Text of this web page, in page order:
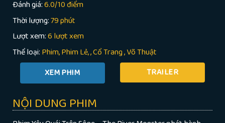
Đánh giá:6.0/10 điểm
Thời lượng:79 phút
Lượt xem:6 lượt xem
Thể loại: Phim Phim Lẻ ,Cổ Trang,Võ Thuật
TRAILER
NỘI DUNG PHIM